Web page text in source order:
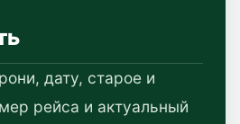
дату, старое и
рейса и актуальный